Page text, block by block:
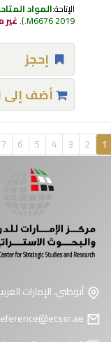
الإتاحة:المواد
.M6676 2019
.غير
إحجز
أضف إلى
1
2
3
4
5
6
7
أبوظبي، الإمارات